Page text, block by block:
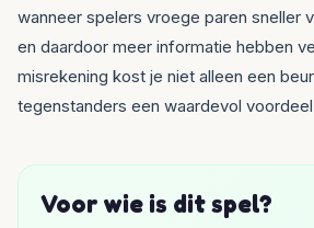
wanneer spelers vroege paren sneller
en daardoor meer informatie hebben
misrekening kost je niet alleen een
tegenstanders een waardevol
Voor wie is dit spel?